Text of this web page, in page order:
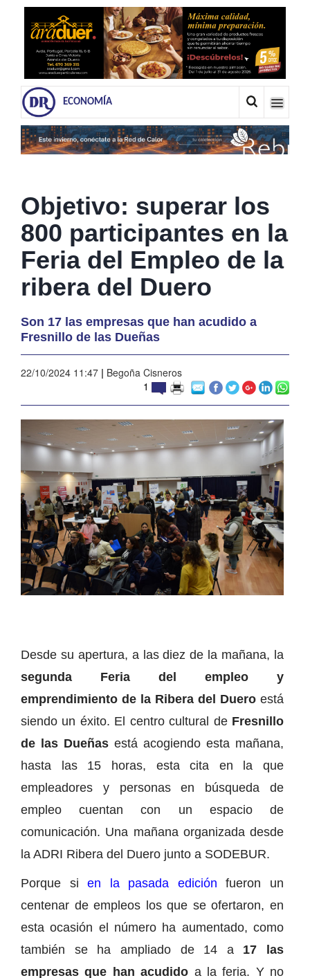
ECONOMÍA
Objetivo: superar los
800 participantes en la
Feria del Empleo de la
ribera del Duero
Son 17 las empresas que han acudido a
Fresnillo de las Dueñas
22/10/2024 11:47 | Begoña Cisneros
1
Desde su apertura, a las diez de la mañana, la
segunda Feria del empleo y
emprendimiento de la Ribera del Duero está
siendo un éxito. El centro cultural deFresnillo
de las Dueñas está acogiendo esta mañana,
hasta las 15 horas, esta cita en la que
empleadores y personas en búsqueda de
empleo cuentan con un espacio de
comunicación. Una mañana organizada desde
la ADRI Ribera del Duero junto a SODEBUR.
Porque sien la pasada edición fueron un
centenar de empleos los que se ofertaron, en
esta ocasión el número ha aumentado, como
también se ha ampliado de 14 a 17 las
empresas que han acudido a la feria. Y no